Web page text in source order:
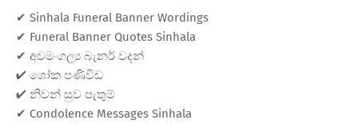
✔ Sinhala Funeral Banner Wordings
✔ Funeral Banner Quotes Sinhala
✔ අවමංගල්‍ය බැනර් වදන්
✔ ශෝක පණිවිඩ
✔ නිවන් සුව පැතුම්
✔ Condolence Messages Sinhala